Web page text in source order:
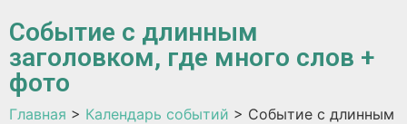
Событие с длинным
заголовком, где много слов +
фото
Главная > Календарь событий > Событие с длинным